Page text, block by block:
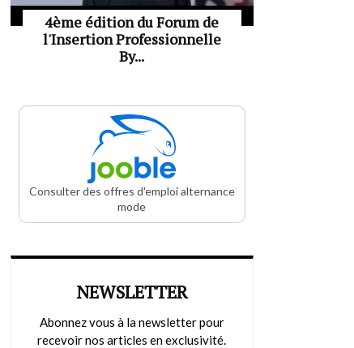
4ème édition du Forum de
l'Insertion Professionnelle
By...
Consulter des offres d'emploi alternance
mode
NEWSLETTER
Abonnez vous à la newsletter pour
recevoir nos articles en exclusivité.